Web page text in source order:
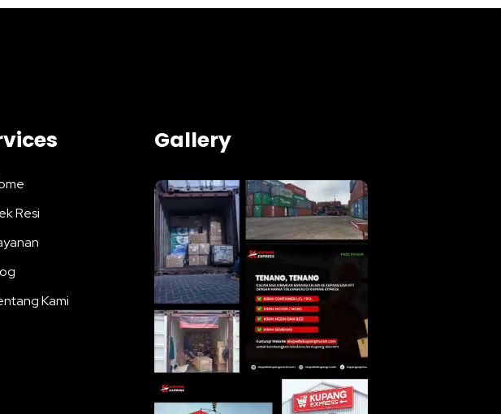
Resi
Kami
Gallery